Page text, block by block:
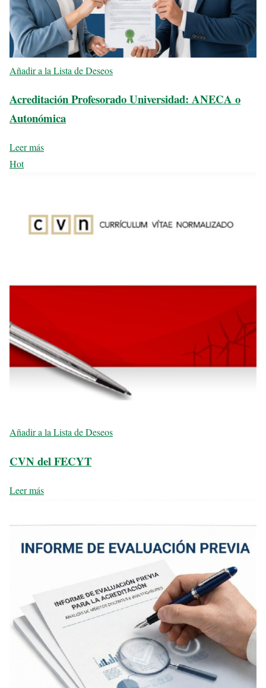
Añadir a la Lista de Deseos
Acreditación Profesorado Universidad: ANECA o
Autonómica
Leer más
Hot
Añadir a la Lista de Deseos
CVN del FECYT
Leer más